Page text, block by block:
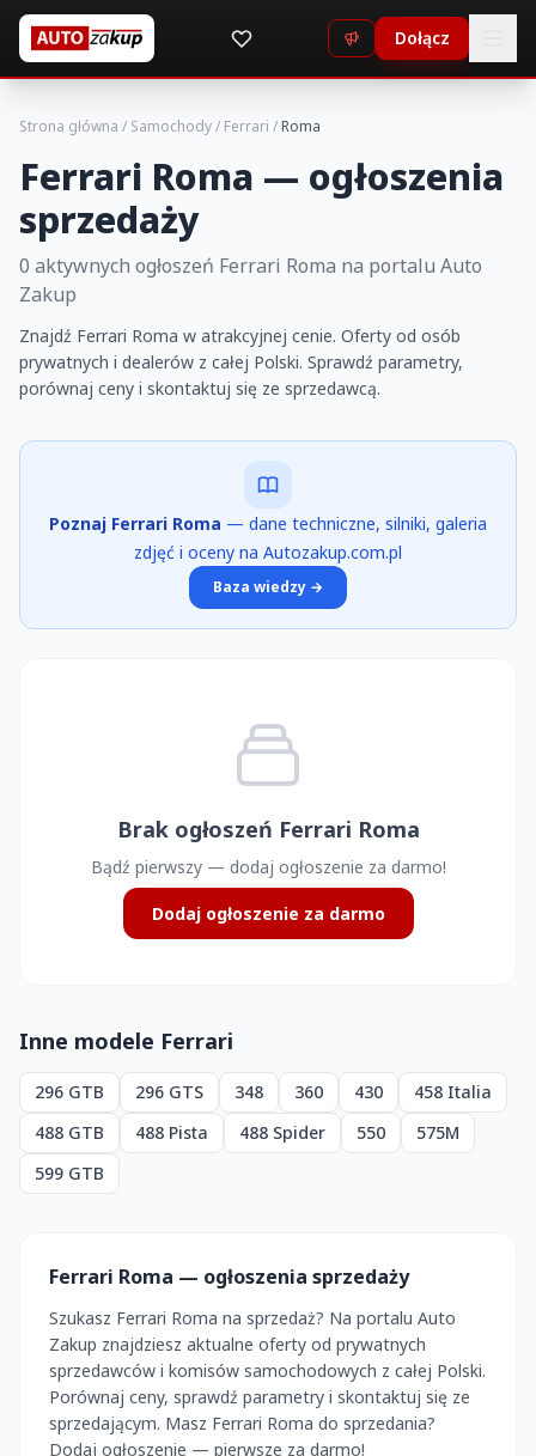
Dołącz
Strona główna / Samochody/ Ferrari /Roma
Ferrari Roma — ogłoszenia
sprzedaży
0 aktywnych ogłoszeń Ferrari Roma na portalu Auto
Zakup
Znajdź Ferrari Roma w atrakcyjnej cenie. Oferty od osób
prywatnych i dealerów z całej Polski. Sprawdź parametry,
porównaj ceny i skontaktuj się ze sprzedawcą.
Poznaj Ferrari Roma — dane techniczne, silniki, galeria
zdjęć i oceny na Autozakup.com.pl
Baza wiedzy →
Brak ogłoszeń Ferrari Roma
Bądź pierwszy — dodaj ogłoszenie za darmo!
Dodaj ogłoszenie za darmo
Inne modele Ferrari
296 GTB 296 GTS 348 360 430
458 Italia
488 GTB
488 Pista 488 Spider 550
575M
599 GTB
Ferrari Roma — ogłoszenia sprzedaży
Szukasz Ferrari Roma na sprzedaż? Na portalu Auto
Zakup znajdziesz aktualne oferty od prywatnych
sprzedawców i komisów samochodowych z całej Polski.
Porównaj ceny, sprawdź parametry i skontaktuj się ze
sprzedającym. Masz Ferrari Roma do sprzedania?
Dodaj ogłoszenie — pierwsze za darmo!